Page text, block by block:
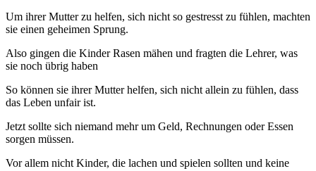
Um ihrer Mutter zu helfen, sich nicht so gestresst zu fühlen, machten
sie einen geheimen Sprung.
Also gingen die Kinder Rasen mähen und fragten die Lehrer, was
sie noch übrig haben
So können sie ihrer Mutter helfen, sich nicht allein zu fühlen, dass
das Leben unfair ist.
Jetzt sollte sich niemand mehr um Geld, Rechnungen oder Essen
sorgen müssen.
Vor allem nicht Kinder, die lachen und spielen sollten und keine